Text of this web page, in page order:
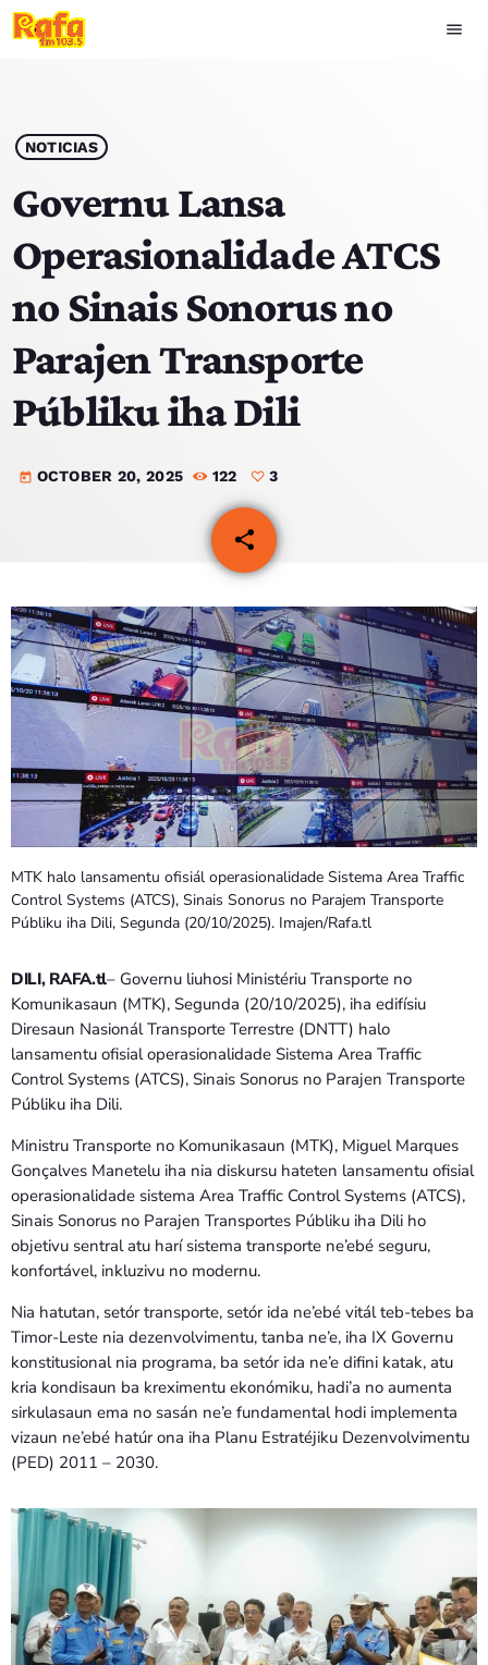
menu
play_arrow OUVIR RAFA
HOME
NOTISIA
EKIPA
TOP 15
PODCAST SIRA
EVENTU SIRA
KONTAKTU SIRA
TÉTUM keyboard_arrow_down
TÉTUM
PORTUGUÊS
PRÓXIMOS PROGRAMAS
Bom dia RAFA
7:00 AM - 10:00 AM
Bom dia RAFA
7:00 AM - 9:00 AM
Bom dia RAFA
NOTICIAS
Governu Lansa
Operasionalidade ATCS
no Sinais Sonorus no
Parajen Transporte
Públiku iha Dili
today OCTOBER 20, 2025 122 3
share
email
MTK halo lansamentu ofisiál operasionalidade Sistema Area Traffic
Control Systems (ATCS), Sinais Sonorus no Parajem Transporte
Públiku iha Dili, Segunda (20/10/2025). Imajen/Rafa.tl
DILI, RAFA.tl– Governu liuhosi Ministériu Transporte no
Komunikasaun (MTK), Segunda (20/10/2025), iha edifísiu
Diresaun Nasionál Transporte Terrestre (DNTT) halo
lansamentu ofisial operasionalidade Sistema Area Traffic
Control Systems (ATCS), Sinais Sonorus no Parajen Transporte
Públiku iha Dili.
Ministru Transporte no Komunikasaun (MTK), Miguel Marques
Gonçalves Manetelu iha nia diskursu hateten lansamentu ofisial
operasionalidade sistema Area Traffic Control Systems (ATCS),
Sinais Sonorus no Parajen Transportes Públiku iha Dili ho
objetivu sentral atu harí sistema transporte ne’ebé seguru,
konfortável, inkluzivu no modernu.
Nia hatutan, setór transporte, setór ida ne’ebé vitál teb-tebes ba
Timor-Leste nia dezenvolvimentu, tanba ne’e, iha IX Governu
konstitusional nia programa, ba setór ida ne’e difini katak, atu
kria kondisaun ba kreximentu ekonómiku, hadi’a no aumenta
sirkulasaun ema no sasán ne’e fundamental hodi implementa
vizaun ne’ebé hatúr ona iha Planu Estratéjiku Dezenvolvimentu
(PED) 2011 – 2030.